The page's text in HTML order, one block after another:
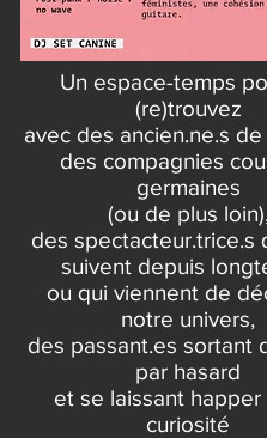
Un espace-temps
(re)trouvez
avec des ancien.ne.s de
des compagnies
germaines
(ou de plus loin),
des spectacteur.trice.s
suivent depuis
ou qui viennent de
notre univers,
des passant.es sortant
par hasard
et se laissant happer
curiosité